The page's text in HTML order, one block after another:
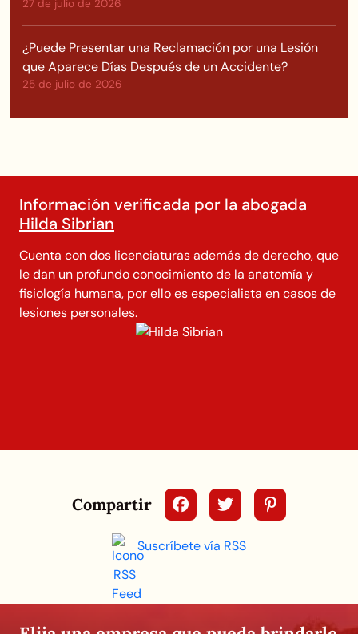
27 de julio de 2026
¿Puede Presentar una Reclamación por una Lesión
que Aparece Días Después de un Accidente?
25 de julio de 2026
Información verificada por la abogada
Hilda Sibrian
Cuenta con dos licenciaturas además de derecho, que
le dan un profundo conocimiento de la anatomía y
fisiología humana, por ello es especialista en casos de
lesiones personales.
Compartir
Suscríbete vía RSS